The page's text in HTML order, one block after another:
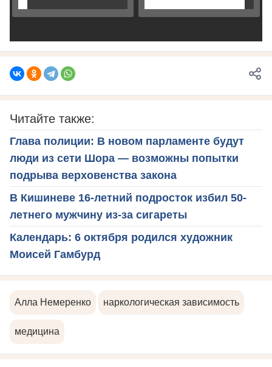
Читайте также:
Глава полиции: В новом парламенте будут
люди из сети Шора — возможны попытки
подрыва верховенства закона
В Кишиневе 16-летний подросток избил 50-
летнего мужчину из-за сигареты
Календарь: 6 октября родился художник
Моисей Гамбурд
Алла Немеренко наркологическая зависимость
медицина